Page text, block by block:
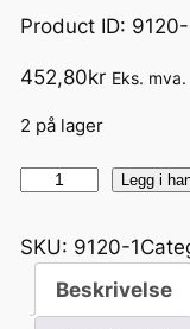
Product ID: 9120-
452,80kr Eks. mva.
2 på lager
p
Legg i
SKU: 9120-1
Beskrivelse